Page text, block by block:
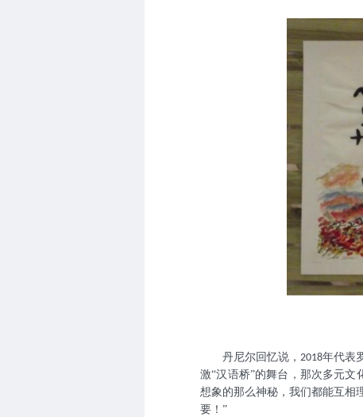
丹尼尔回忆说，2018年代表
激“汉语桥”的舞台，那次多元
想象的那么神秘，我们都能互相
要！”